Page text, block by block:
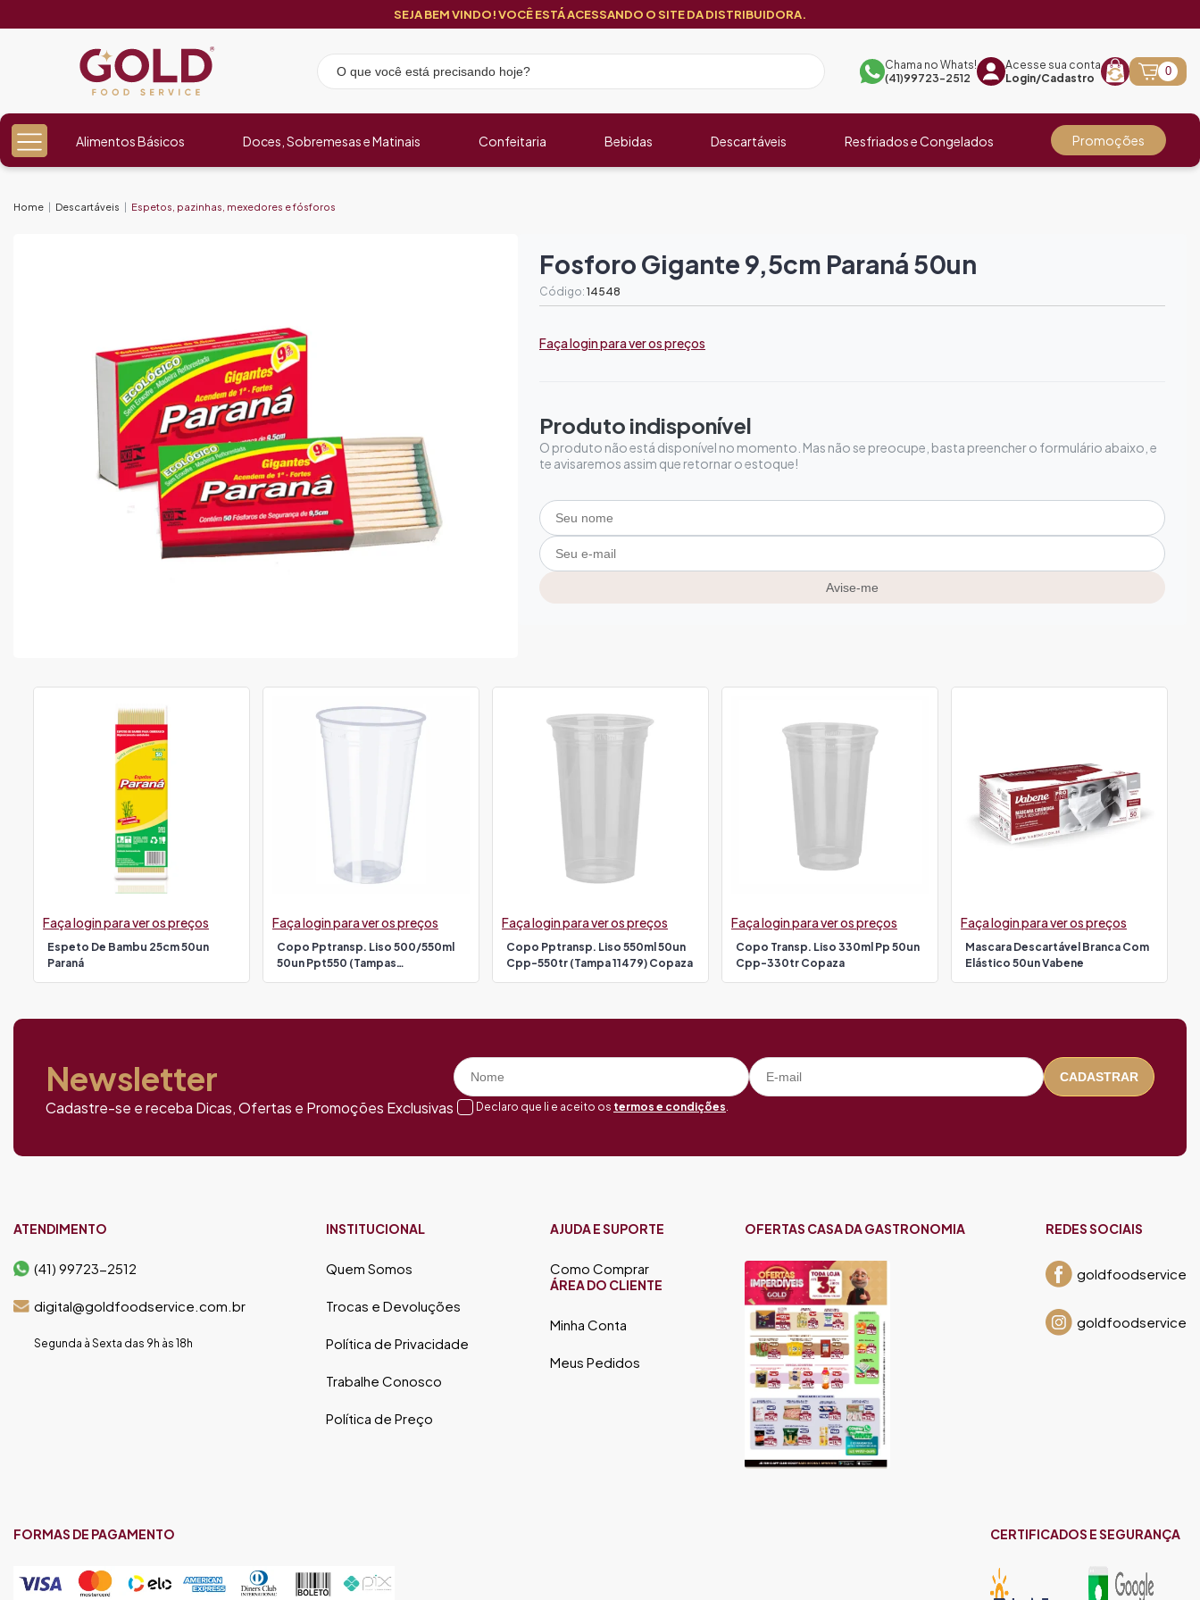
SEJA BEM VINDO! VOCÊ ESTÁ ACESSANDO O SITE DA DISTRIBUIDORA.
Chama no Whats!
(41)99723-2512
Acesse sua conta
Login/Cadastro
0
Alimentos Básicos Doces, Sobremesas e Matinais Confeitaria Bebidas Descartáveis Resfriados e Congelados Promoções
Home Descartáveis Espetos, pazinhas, mexedores e fósforos
Fosforo Gigante 9,5cm Paraná 50un
Código: 14548
Faça login para ver os preços
Produto indisponível
O produto não está disponível no momento. Mas não se preocupe, basta preencher o formulário abaixo, e
te avisaremos assim que retornar o estoque!
Avise-me
Espeto De Bambu 25cm 50un
Paraná
Faça login para ver os preços
Copo Pptransp. Liso 500/550ml
50un Ppt550 (tampas
Faça login para ver os preços
Copo Pptransp. Liso 550ml 50un
Cpp-550tr (tampa 11479) Copaza
Faça login para ver os preços
Copo Transp. Liso 330ml Pp 50un
Cpp-330tr Copaza
Faça login para ver os preços
Mascara Descartável Branca Com
Elástico 50un Vabene
Faça login para ver os preços
Newsletter
Cadastre-se e receba Dicas, Ofertas e Promoções Exclusivas
CADASTRAR
Declaro que li e aceito os termos e condições.
ATENDIMENTO
(41) 99723-2512
digital@goldfoodservice.com.br
Segunda à Sexta das 9h às 18h
INSTITUCIONAL
Quem Somos
Trocas e Devoluções
Política de Privacidade
Trabalhe Conosco
Política de Preço
AJUDA E SUPORTE
Como Comprar
ÁREA DO CLIENTE
Minha Conta
Meus Pedidos
OFERTAS CASA DA GASTRONOMIA REDES SOCIAIS
goldfoodservice
goldfoodservice
FORMAS DE PAGAMENTO CERTIFICADOS E SEGURANÇA